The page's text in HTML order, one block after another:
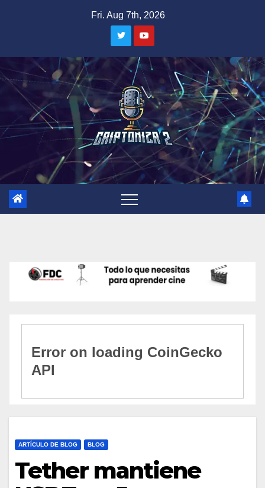
Fri. Aug 7th, 2026
ARTÍCULO DE BLOG BLOG
Tether mantiene